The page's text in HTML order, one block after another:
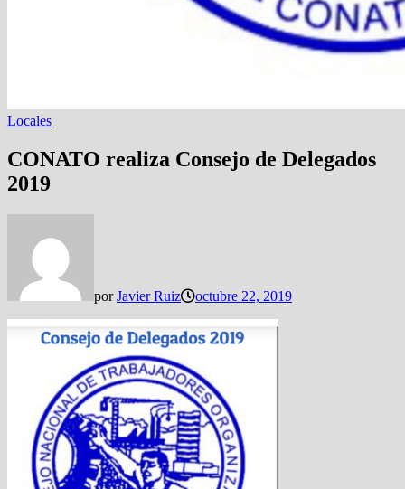
Locales
CONATO realiza Consejo de Delegados
2019
porJavier Ruiz octubre 22, 2019